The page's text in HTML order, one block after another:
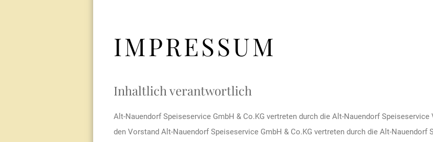
IMPRESSUM
Inhaltlich verantwortlich
Alt-Nauendorf Speiseservice GmbH & Co.KG vertreten durch die Alt-Nauendorf Speiseservice
den Vorstand Alt-Nauendorf Speiseservice GmbH & Co.KG vertreten durch die Alt-Nauendorf